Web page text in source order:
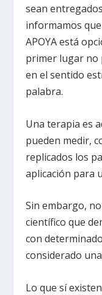
sean
informamos
APOYA está
primer lugar no
en el sentido
palabra.
Una terapia es
pueden medir,
replicados los
aplicación para
Sin embargo,
científico que
con
considerado
Lo que sí